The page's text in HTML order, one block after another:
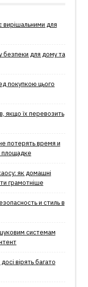
вирішальними для
безпеки для дому та
покупкою цього
якщо їх перевозить
потерять время и
площадке
як домашні
грамотніше
и стиль в
системам
вірять багато